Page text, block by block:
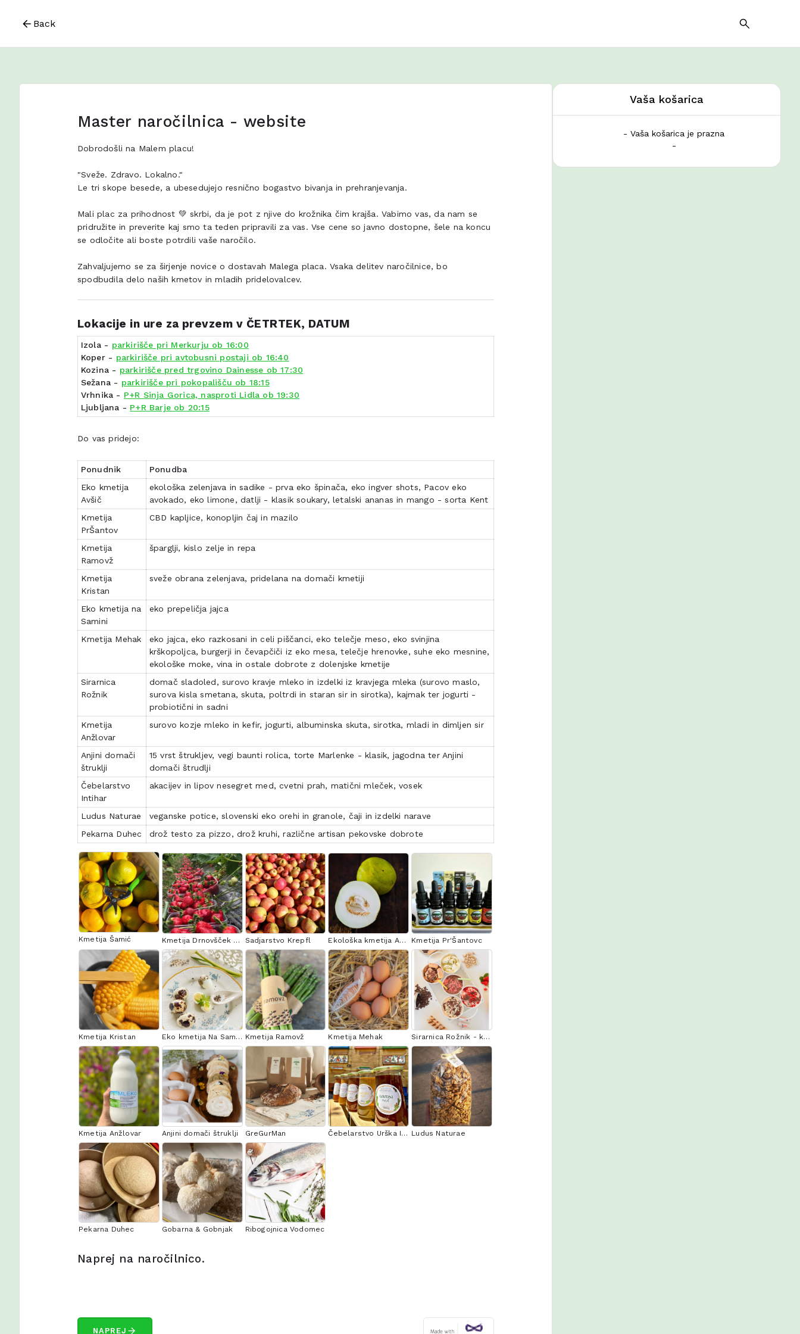
Back
Master naročilnica - website
Dobrodošli na Malem placu!
"Sveže. Zdravo. Lokalno."
Le tri skope besede, a ubesedujejo resnično bogastvo bivanja in prehranjevanja.
Mali plac za prihodnost 💚 skrbi, da je pot z njive do krožnika čim krajša. Vabimo vas, da nam se
pridružite in preverite kaj smo ta teden pripravili za vas. Vse cene so javno dostopne, šele na koncu
se odločite ali boste potrdili vaše naročilo.
Zahvaljujemo se za širjenje novice o dostavah Malega placa. Vsaka delitev naročilnice, bo
spodbudila delo naših kmetov in mladih pridelovalcev.
Lokacije in ure za prevzem v ČETRTEK, DATUM
Izola - parkirišče pri Merkurju ob 16:00
Koper - parkirišče pri avtobusni postaji ob 16:40
Kozina - parkirišče pred trgovino Dainesse ob 17:30
Sežana - parkirišče pri pokopališču ob 18:15
Vrhnika - P+R Sinja Gorica, nasproti Lidla ob 19:30
Ljubljana - P+R Barje ob 20:15
Do vas pridejo:
Ponudnik
Ponudba
Eko kmetija
Avšič
ekološka zelenjava in sadike - prva eko špinača, eko ingver shots, Pacov eko
avokado, eko limone, datlji - klasik soukary, letalski ananas in mango - sorta Kent
Kmetija
PrŠantov
CBD kapljice, konopljin čaj in mazilo
Kmetija
Ramovž
šparglji, kislo zelje in repa
Kmetija
Kristan
sveže obrana zelenjava, pridelana na domači kmetiji
Eko kmetija na
Samini
eko prepeličja jajca
Kmetija Mehak
eko jajca, eko razkosani in celi piščanci, eko telečje meso, eko svinjina
krškopoljca, burgerji in čevapčiči iz eko mesa, telečje hrenovke, suhe eko mesnine,
ekološke moke, vina in ostale dobrote z dolenjske kmetije
Sirarnica
Rožnik
domač sladoled, surovo kravje mleko in izdelki iz kravjega mleka (surovo maslo,
surova kisla smetana, skuta, poltrdi in staran sir in sirotka), kajmak ter jogurti -
probiotični in sadni
Kmetija
Anžlovar
surovo kozje mleko in kefir, jogurti, albuminska skuta, sirotka, mladi in dimljen sir
Anjini domači
štruklji
15 vrst štrukljev, vegi baunti rolica, torte Marlenke - klasik, jagodna ter Anjini
domači štrudlji
Čebelarstvo
Intihar
akacijev in lipov nesegret med, cvetni prah, matični mleček, vosek
Ludus Naturae
veganske potice, slovenski eko orehi in granole, čaji in izdelki narave
Pekarna Duhec
drož testo za pizzo, drož kruhi, različne artisan pekovske dobrote
Kmetija Šamić Kmetija Drnovšček Estate Sadjarstvo Krepfl Ekološka kmetija Avšič Kmetija Pr'Šantovc
Kmetija Kristan Eko kmetija Na Samini Kmetija Ramovž Kmetija Mehak Sirarnica Rožnik - kmetija Eržen
Kmetija Anžlovar Anjini domači štruklji GreGurMan Čebelarstvo Urška Intihar Ludus Naturae
Pekarna Duhec Gobarna & Gobnjak Ribogojnica Vodomec
Naprej na naročilnico.
NAPREJ arrow_forward
Vaša košarica
- Vaša košarica je prazna
-